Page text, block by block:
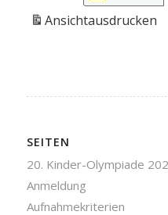
Ansichtausdrucken
SEITEN
20. Kinder-Olympiade
Anmeldung
Aufnahmekriterien